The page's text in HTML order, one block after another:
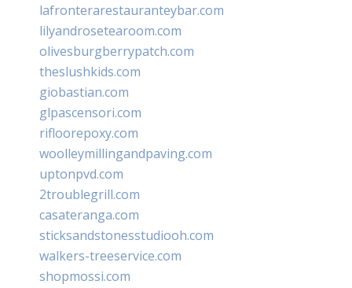
lafronterarestauranteybar.com
lilyandrosetearoom.com
olivesburgberrypatch.com
theslushkids.com
giobastian.com
glpascensori.com
rifloorepoxy.com
woolleymillingandpaving.com
uptonpvd.com
2troublegrill.com
casateranga.com
sticksandstonesstudiooh.com
walkers-treeservice.com
shopmossi.com